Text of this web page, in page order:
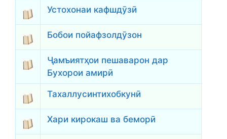
Устохонаи кафшдӯзӣ
Бобои пойафзолдӯзон
Ҷамъиятҳои пешаварон дар
Бухорои амирӣ
Тахаллусинтихобкунӣ
Хари кирокаш ва беморӣ